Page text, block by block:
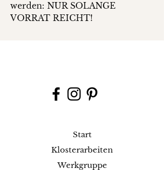
werden: NUR SOLANGE
VORRAT REICHT!
Start
Klosterarbeiten
Werkgruppe